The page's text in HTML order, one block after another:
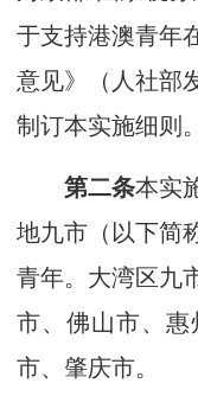
于支持港澳青年
意见》（人社部
制订本实施细则。
第二条本实
地九市（以下简
青年。大湾区九
市、佛山市、
市、肇庆市。